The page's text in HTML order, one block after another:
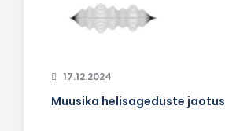
17.12.2024
Muusika helisageduste jaotus